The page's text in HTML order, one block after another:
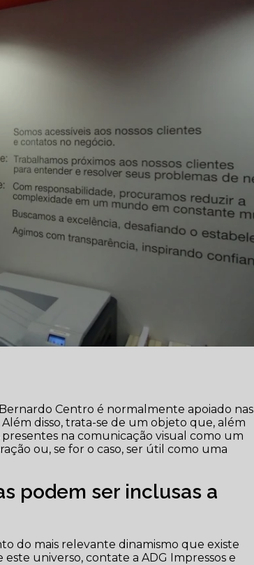
Centro é normalmente apoiado nas
disso, trata-se de um objeto que, além
na comunicação visual como um
ou, se for o caso, ser útil como uma
podem ser inclusas a
do mais relevante dinamismo que existe
universo, contate a ADG Impressos e